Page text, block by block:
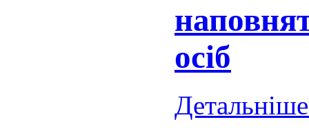
осіб